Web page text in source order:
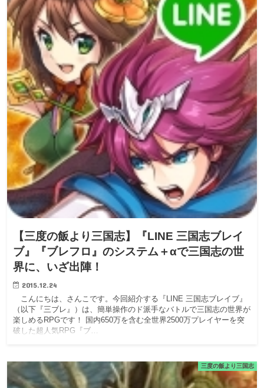
【三度の飯より三国志】『LINE 三国志ブレイ
ブ』『ブレフロ』のシステム＋αで三国志の世
界に、いざ出陣！
2015.12.24
こんにちは、さんこです。今回紹介する『LINE 三国志ブレイブ』
（以下『三ブレ』）は、簡単操作のド派手なバトルで三国志の世界が
楽しめるRPGです！ 国内650万を含む全世界2500万プレイヤーを突
破した超人気RPG『ブ…
三度の飯より三国志